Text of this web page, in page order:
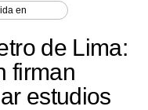
en
de Lima:
firman
estudios